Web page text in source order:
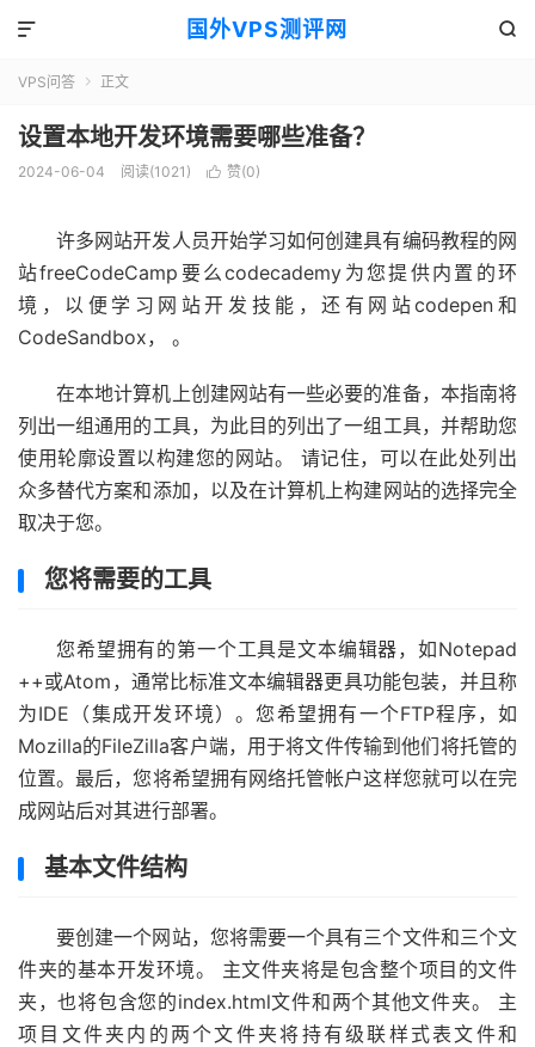
国外VPS测评网 

VPS问答  正文
设置本地开发环境需要哪些准备？
2024-06-04 阅读(1021)  赞(0)
许多网站开发人员开始学习如何创建具有编码教程的网
站freeCodeCamp要么codecademy为您提供内置的环
境，以便学习网站开发技能，还有网站codepen和
CodeSandbox， 。
在本地计算机上创建网站有一些必要的准备，本指南将
列出一组通用的工具，为此目的列出了一组工具，并帮助您
使用轮廓设置以构建您的网站。 请记住，可以在此处列出
众多替代方案和添加，以及在计算机上构建网站的选择完全
取决于您。
您将需要的工具
您希望拥有的第一个工具是文本编辑器，如Notepad
++或Atom，通常比标准文本编辑器更具功能包装，并且称
为IDE（集成开发环境）。您希望拥有一个FTP程序，如
Mozilla的FileZilla客户端，用于将文件传输到他们将托管的
位置。最后，您将希望拥有网络托管帐户这样您就可以在完
成网站后对其进行部署。
基本文件结构
要创建一个网站，您将需要一个具有三个文件和三个文
件夹的基本开发环境。 主文件夹将是包含整个项目的文件
夹，也将包含您的index.html文件和两个其他文件夹。 主
项目文件夹内的两个文件夹将持有级联样式表文件和